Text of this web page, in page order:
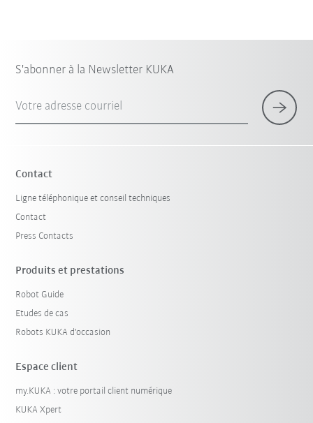
S'abonner à la Newsletter KUKA
Votre adresse courriel
Contact
Ligne téléphonique et conseil techniques
Contact
Press Contacts
Produits et prestations
Robot Guide
Etudes de cas
Robots KUKA d'occasion
Espace client
my.KUKA : votre portail client numérique
KUKA Xpert